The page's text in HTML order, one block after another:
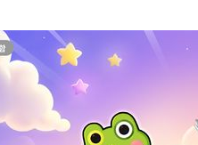
접대 논란 사과…쇄신의 기회로 삼겠
논란' 축구협회 "실망과 걱정 안겨드
원동해안 최대 150㎜ 비
감…S&P 0.6% 나스닥 1.3%↑
방 합의 근접…美 배상 선행돼야"